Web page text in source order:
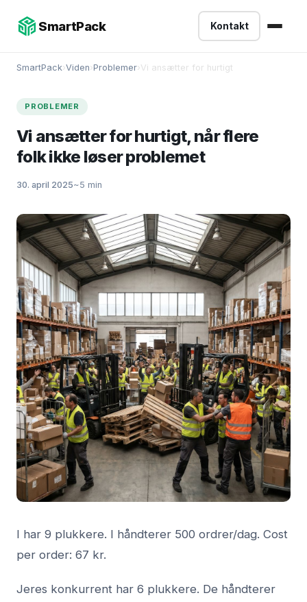
SmartPack Kontakt
SmartPack›Viden›Problemer›Vi ansætter for hurtigt
PROBLEMER
Vi ansætter for hurtigt, når flere
folk ikke løser problemet
30. april 2025~5 min
I har 9 plukkere. I håndterer 500 ordrer/dag. Cost
per order: 67 kr.
Jeres konkurrent har 6 plukkere. De håndterer